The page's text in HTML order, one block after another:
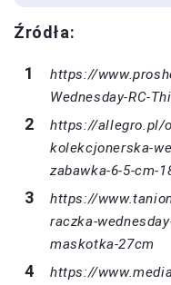
Źródła:
https://
Wednesday-RC-
https://allegro.pl/
kolekcjonerska-
zabawka-6-5-cm-
https://
raczka-
maskotka-27cm
https://